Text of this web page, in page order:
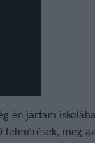
én jártam
felmérések, meg